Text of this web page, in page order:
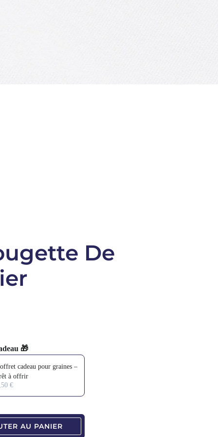
De
🎁
and Next buttons to navigate through product add-ons, or scroll
cadeau pour graines –
à offrir
€
AU PANIER